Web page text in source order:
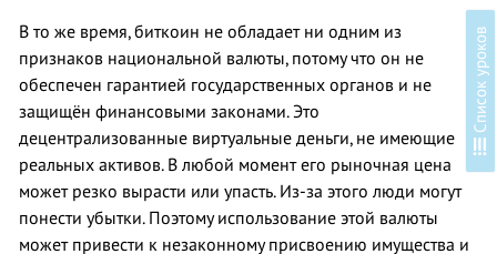
в
В то же время, биткоин не обладает ни одним из
признаков национальной валюты, потому что он не
обеспечен гарантией государственных органов и не
защищён финансовыми законами. Это
децентрализованные виртуальные деньги, не имеющие
реальных активов. В любой момент его рыночная цена
может резко вырасти или упасть. Из-за этого люди могут
понести убытки. Поэтому использование этой валюты
может привести к незаконному присвоению имущества и